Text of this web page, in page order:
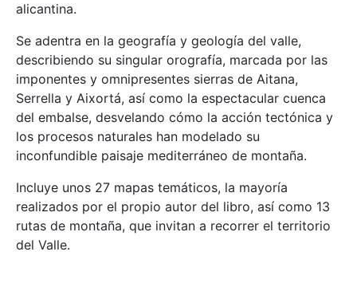
alicantina.
Se adentra en la geografía y geología del valle,
describiendo su singular orografía, marcada por las
imponentes y omnipresentes sierras de Aitana,
Serrella y Aixortá, así como la espectacular cuenca
del embalse, desvelando cómo la acción tectónica y
los procesos naturales han modelado su
inconfundible paisaje mediterráneo de montaña.
Incluye unos 27 mapas temáticos, la mayoría
realizados por el propio autor del libro, así como 13
rutas de montaña, que invitan a recorrer el territorio
del Valle.